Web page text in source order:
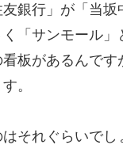
銀行」が「当坂
「サンモール
板があるんで
。
それぐらいでし